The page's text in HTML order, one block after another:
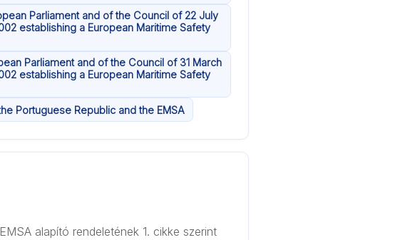
Parliament and of the Council of 22 July
establishing a European Maritime Safety
Parliament and of the Council of 31 March
establishing a European Maritime Safety
Portuguese Republic and the EMSA
alapító rendeletének 1. cikke szerint